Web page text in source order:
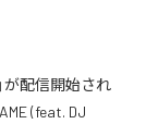
が配信開始され
(feat. DJ